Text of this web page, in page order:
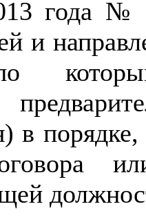
года №
и
в